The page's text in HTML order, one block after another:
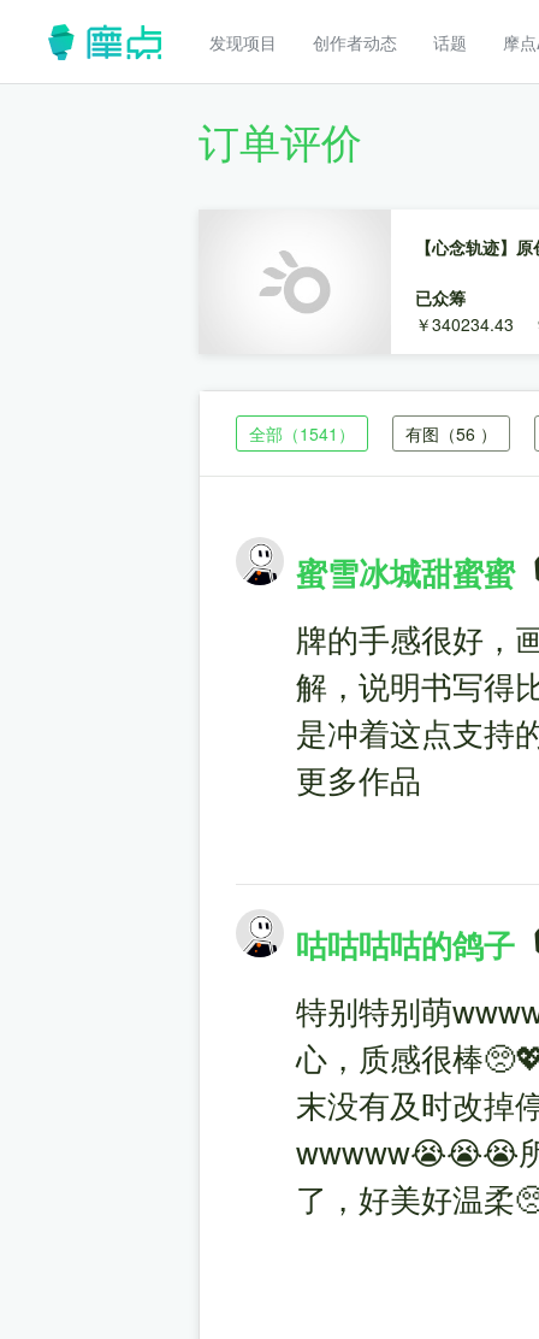
发现项目 创作者动态 话题 摩
订单评价
【心念轨迹】
已众筹
￥340234.43
全部 （1541） 有图 （56 ）
蜜雪冰城甜蜜蜜
牌的手感很好，
解，说明书写得
是冲着这点支持
更多作品
咕咕咕咕的鸽子
特别特别萌
心，质感很棒
末没有及时改掉
wwwww😭😭😭
了，好美好温柔